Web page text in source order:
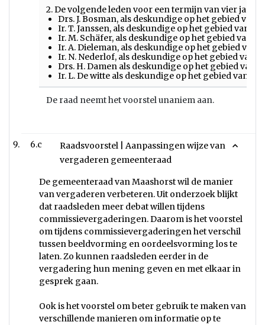
2. De volgende leden voor een termijn van vier jaar,
Drs. J. Bosman, als deskundige op het gebied van
Ir. T. Janssen, als deskundige op het gebied van
Ir. M. Schäfer, als deskundige op het gebied van
Ir. A. Dieleman, als deskundige op het gebied
Ir. N. Nederlof, als deskundige op het gebied van
Drs. H. Damen als deskundige op het gebied
Ir. L. De witte als deskundige op het gebied van
De raad neemt het voorstel unaniem aan.
6.c
Raadsvoorstel | Aanpassingen wijze van
vergaderen gemeenteraad
De gemeenteraad van Maashorst wil de manier
van vergaderen verbeteren. Uit onderzoek blijkt
dat raadsleden meer debat willen tijdens
commissievergaderingen. Daarom is het voorstel
om tijdens commissievergaderingen het verschil
tussen beeldvorming en oordeelsvorming los te
laten. Zo kunnen raadsleden eerder in de
vergadering hun mening geven en met elkaar in
gesprek gaan.
Ook is het voorstel om beter gebruik te maken van
verschillende manieren om informatie op te